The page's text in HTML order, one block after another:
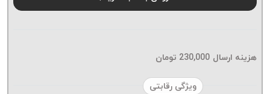
نخ
بدونویژگی رقابتی
هزینه ارسال 230,000 تومان